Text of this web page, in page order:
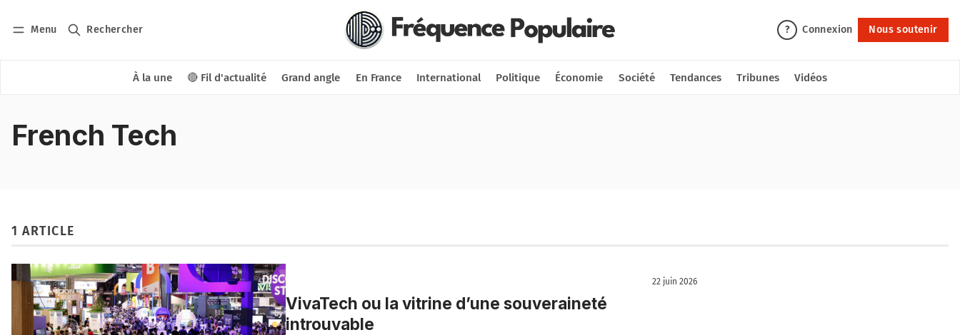
Menu Rechercher ? Connexion Nous soutenir
À la une 🔴 Fil d'actualité Grand angle En France International Politique Économie Société Tendances Tribunes Vidéos
Nous soutenir
French Tech
1 ARTICLE
22 juin 2026
VivaTech ou la vitrine d’une souveraineté
introuvable